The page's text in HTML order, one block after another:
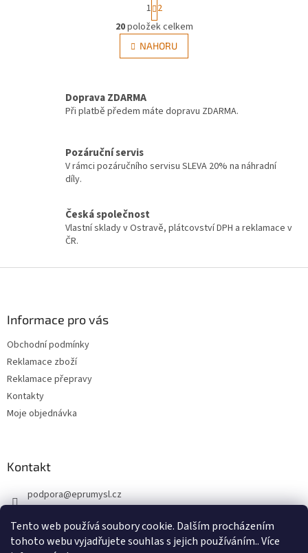
Tento web používá soubory cookie. Dalším procházením
tohoto webu vyjadřujete souhlas s jejich používáním.. Více
O
v
l
á
í
k
i
t
r
á
n
k
n
í
1 2
20položek celkem
NAHORU
Doprava ZDARMA
Při platbě předem máte dopravu ZDARMA.
Pozáruční servis
V rámci pozáručního servisu SLEVA 20% na náhradní
díly.
Česká společnost
Vlastní sklady v Ostravě, plátcovství DPH a reklamace v
ČR.
Informace pro vás
Obchodní podmínky
Reklamace zboží
Reklamace přepravy
Kontakty
Moje objednávka
Kontakt
podpora@eprumysl.cz